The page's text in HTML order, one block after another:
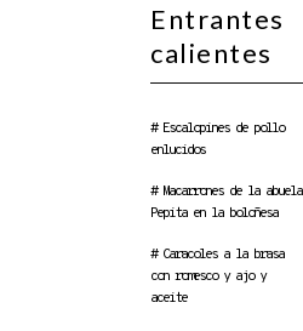
Entrantes
calientes
# Escalopines de pollo
enlucidos
# Macarrones de la abuela
Pepita en la boloñesa
# Caracoles a la brasa
con romesco y ajo y
aceite